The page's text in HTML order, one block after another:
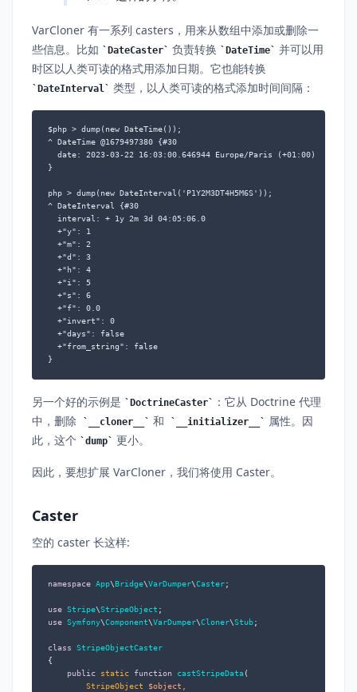
VarCloner 有一系列 casters，用来从数组中添加或删除一
些信息。比如
DateCaster 负责转换 DateTime
并可以用
时区以人类可读的格式用添加日期。它也能转换
DateInterval 类型，以人类可读的格式添加时间间隔：
$php > dump(new DateTime());
^ DateTime @1679497380 {#30
  date: 2023-03-22 16:03:00.646944 Europe/Paris (+01:00)
}
php > dump(new DateInterval('P1Y2M3DT4H5M6S'));
^ DateInterval {#30
  interval: + 1y 2m 3d 04:05:06.0
  +"y": 1
  +"m": 2
  +"d": 3
  +"h": 4
  +"i": 5
  +"s": 6
  +"f": 0.0
  +"invert": 0
  +"days": false
  +"from_string": false
}
另一个好的示例是 DoctrineCaster
：它从 Doctrine 代理
中，删除
__cloner__ 和 __initializer__
属性。因
此，这个
dump 更小。
因此，要想扩展 VarCloner，我们将使用 Caster。
Caster
空的 caster 长这样:
namespace App\Bridge\VarDumper\Caster;
use Stripe\StripeObject
use Symfony\Component\VarDumper\Cloner\Stub;
class
StripeObjectCaster
{
public
static function castStripeData(
        StripeObject
$object ,